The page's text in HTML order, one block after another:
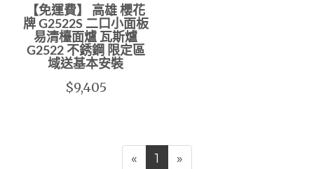
【免運費】 高雄 櫻花
牌 G2522S 二口小面板
易清檯面爐 瓦斯爐
G2522 不銹鋼 限定區
域送基本安裝
$9,405
« 1 »